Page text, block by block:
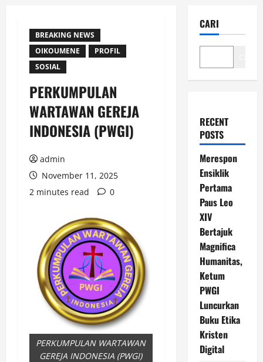
BREAKING NEWS
OIKOUMENE
PROFIL
SOSIAL
PERKUMPULAN
WARTAWAN GEREJA
INDONESIA (PWGI)
admin
November 11, 2025
2 minutes read
0
PERKUMPULAN WARTAWAN
GEREJA INDONESIA (PWGI)
CARI
RECENT
POSTS
Merespon
Ensiklik
Pertama
Paus Leo
XIV
Bertajuk
Magnifica
Humanitas,
Ketum
PWGI
Luncurkan
Buku Etika
Kristen
Digital